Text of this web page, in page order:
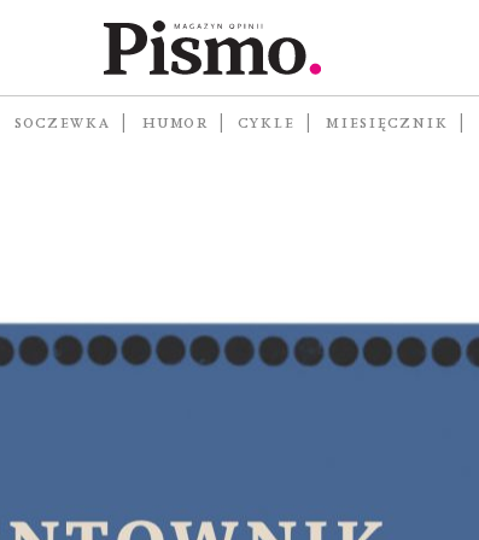
SOCZEWKA HUMOR CYKLE MIESIĘCZNIK